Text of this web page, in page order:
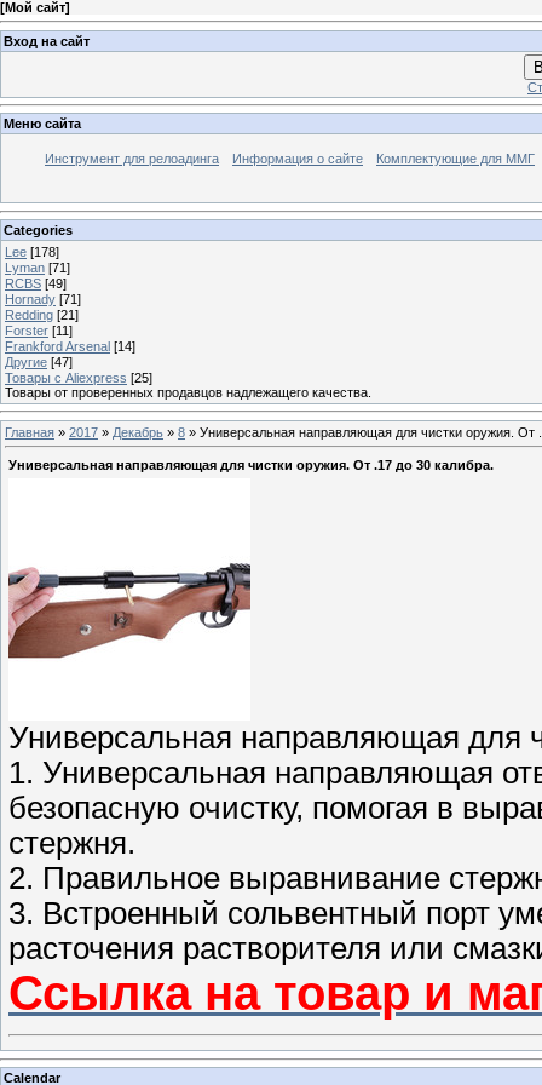
[Мой сайт]
Вход на сайт
Меню сайта
Инструмент для релоадинга Информация о сайте Комплектующие для ММГ
Categories
Lee [178]
Lyman [71]
RCBS [49]
Hornady [71]
Redding [21]
Forster [11]
Frankford Arsenal [14]
Другие [47]
Товары с Aliexpress [25]
Товары от проверенных продавцов надлежащего качества.
Главная » 2017 » Декабрь » 8 » Универсальная направляющая для чистки оружия. От
Универсальная направляющая для чистки оружия. От .17 до 30 калибра.
Универсальная направляющая для
1. Универсальная направляющая
безопасную очистку, помогая в
стержня.
2. Правильное выравнивание
3. Встроенный сольвентный порт
расточения растворителя или
Ссылка на товар и
Calendar